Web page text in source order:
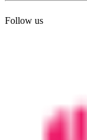
Follow us